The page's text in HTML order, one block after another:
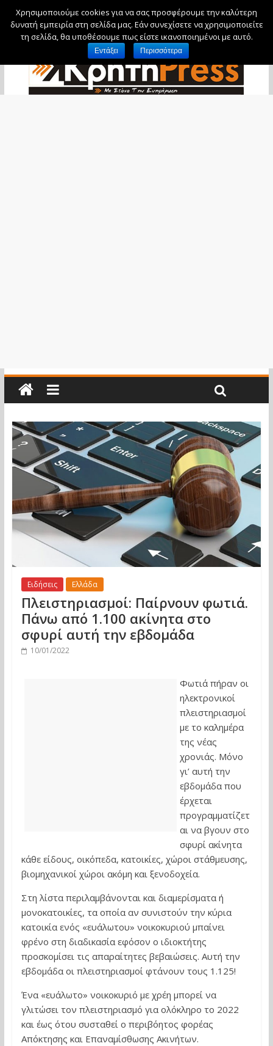
Σάββατο, 8 Αυγούστου, 2026
Ειδήσεις Ελλάδα
Πλειστηριασμοί: Παίρνουν φωτιά.
Πάνω από 1.100 ακίνητα στο
σφυρί αυτή την εβδομάδα
10/01/2022
Φωτιά πήραν οι
ηλεκτρονικοί
πλειστηριασμοί
με το καλημέρα
της νέας
χρονιάς. Μόνο
γι’ αυτή την
εβδομάδα που
έρχεται
προγραμματίζετ
αι να βγουν στο
σφυρί ακίνητα
κάθε είδους, οικόπεδα, κατοικίες, χώροι στάθμευσης,
βιομηχανικοί χώροι ακόμη και ξενοδοχεία.
Στη λίστα περιλαμβάνονται και διαμερίσματα ή
μονοκατοικίες, τα οποία αν συνιστούν την κύρια
κατοικία ενός «ευάλωτου» νοικοκυριού μπαίνει
φρένο στη διαδικασία εφόσον ο ιδιοκτήτης
προσκομίσει τις απαραίτητες βεβαιώσεις. Αυτή την
εβδομάδα οι πλειστηριασμοί φτάνουν τους 1.125!
Ένα «ευάλωτο» νοικοκυριό με χρέη μπορεί να
γλιτώσει τον πλειστηριασμό για ολόκληρο το 2022
και έως ότου συσταθεί ο περιβόητος φορέας
Απόκτησης και Επαναμίσθωσης Ακινήτων.
Χρησιμοποιούμε cookies για να σας προσφέρουμε την καλύτερη
δυνατή εμπειρία στη σελίδα μας. Εάν συνεχίσετε να χρησιμοποιείτε
τη σελίδα, θα υποθέσουμε πως είστε ικανοποιημένοι με αυτό.
Εντάξει Περισσότερα